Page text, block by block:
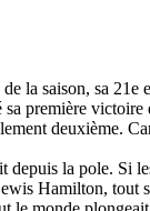
première
deuxième.
depuis la pole. Si
Hamilton, tout